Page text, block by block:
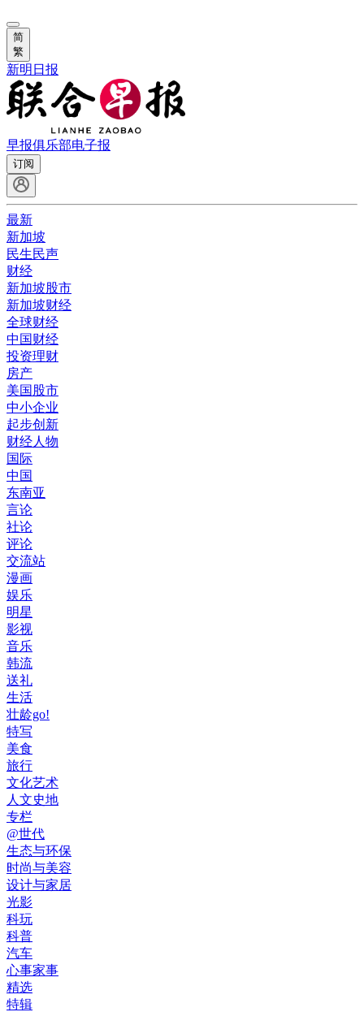
简
繁
新明日报
早报俱乐部电子报
订阅
最新
新加坡
民生民声
财经
新加坡股市
新加坡财经
全球财经
中国财经
投资理财
房产
美国股市
中小企业
起步创新
财经人物
国际
中国
东南亚
言论
社论
评论
交流站
漫画
娱乐
明星
影视
音乐
韩流
送礼
生活
壮龄go!
特写
美食
旅行
文化艺术
人文史地
专栏
@世代
生态与环保
时尚与美容
设计与家居
光影
科玩
科普
汽车
心事家事
精选
特辑